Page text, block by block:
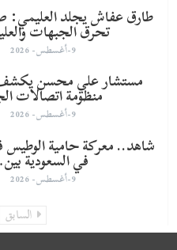
طارق عفاش يجلد العليمي:
تحرق الجبهات
9-أغسطس- 2026
مستشار علي محسن
منظومة اتصالات
9-أغسطس- 2026
شاهد.. معركة حامية
في السعودية
9-أغسطس- 2026
السابق